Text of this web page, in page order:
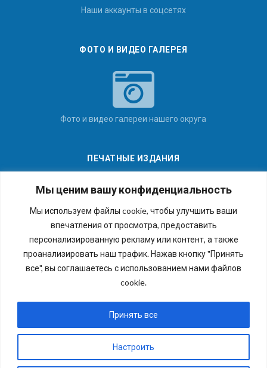
Мы ценим вашу конфиденциальность
Мы используем файлы cookie, чтобы улучшить ваши
впечатления от просмотра, предоставить
персонализированную рекламу или контент, а также
проанализировать наш трафик. Нажав кнопку "Принять
все", вы соглашаетесь с использованием нами файлов
cookie.
Настроить
Принять все
Наши аккаунты в соцсетях
ФОТО И ВИДЕО ГАЛЕРЕЯ
Фото и видео галереи нашего округа
ПЕЧАТНЫЕ ИЗДАНИЯ
Последние номера наших газет
Copyright © 2026 Внутригородское муниципальное
образование города федерального значения Санкт-
Петербурга муниципальный округ №54. Все права
защищены.